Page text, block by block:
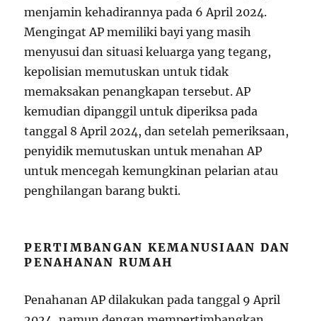
menjamin kehadirannya pada 6 April 2024.
Mengingat AP memiliki bayi yang masih
menyusui dan situasi keluarga yang tegang,
kepolisian memutuskan untuk tidak
memaksakan penangkapan tersebut. AP
kemudian dipanggil untuk diperiksa pada
tanggal 8 April 2024, dan setelah pemeriksaan,
penyidik memutuskan untuk menahan AP
untuk mencegah kemungkinan pelarian atau
penghilangan barang bukti.
PERTIMBANGAN KEMANUSIAAN DAN
PENAHANAN RUMAH
Penahanan AP dilakukan pada tanggal 9 April